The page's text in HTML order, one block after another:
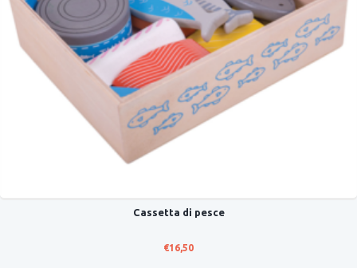
Cassetta di pesce
€16,50